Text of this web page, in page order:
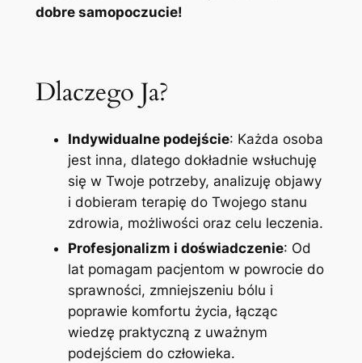
dobre samopoczucie!
Dlaczego Ja?
Indywidualne podejście: Każda osoba
jest inna, dlatego dokładnie wsłuchuję
się w Twoje potrzeby, analizuję objawy
i dobieram terapię do Twojego stanu
zdrowia, możliwości oraz celu leczenia.
Profesjonalizm i doświadczenie: Od
lat pomagam pacjentom w powrocie do
sprawności, zmniejszeniu bólu i
poprawie komfortu życia, łącząc
wiedzę praktyczną z uważnym
podejściem do człowieka.